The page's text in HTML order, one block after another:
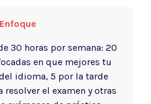
Enfoque
30 horas por semana: 20
en que mejores tu
idioma, 5 por la tarde
resolver el examen y otras